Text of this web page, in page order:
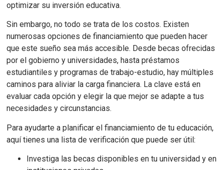
optimizar su inversión educativa.
Sin embargo, no todo se trata de los costos. Existen
numerosas opciones de financiamiento que pueden hacer
que este sueño sea más accesible. Desde becas ofrecidas
por el gobierno y universidades, hasta préstamos
estudiantiles y programas de trabajo-estudio, hay múltiples
caminos para aliviar la carga financiera. La clave está en
evaluar cada opción y elegir la que mejor se adapte a tus
necesidades y circunstancias.
Para ayudarte a planificar el financiamiento de tu educación,
aquí tienes una lista de verificación que puede ser útil:
Investiga las becas disponibles en tu universidad y en